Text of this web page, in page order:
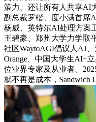
策力。还让所有人共享AI
副总裁罗楷、度小满首席
杨威、英特尔AI处理⽅案
王碧豪、郑州大学力学取
社区WaytoAGI倡议⼈AJ
Orange、中国大学生AI+
位业界专家及从业者。
就不再是成本，Sandwich